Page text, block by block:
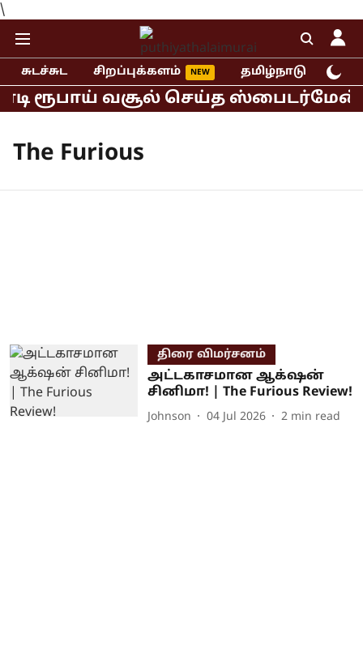
\
சுடச்சுட சிறப்புக்களம் தமிழ்நாடு
ரூபாய் வசூல் செய்த ஸ்பைடர்மேன்
The Furious
திரை விமர்சனம்
அட்டகாசமான ஆக்‌ஷன்
சினிமா! | The Furious Review!
Johnson 04 Jul 2026 2 min read